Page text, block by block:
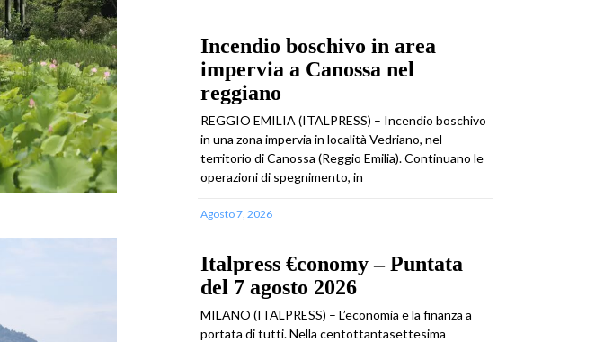
Incendio boschivo in area
impervia a Canossa nel
reggiano
REGGIO EMILIA (ITALPRESS) – Incendio boschivo
in una zona impervia in località Vedriano, nel
territorio di Canossa (Reggio Emilia). Continuano le
operazioni di spegnimento, in
Agosto 7, 2026
Italpress €conomy – Puntata
del 7 agosto 2026
MILANO (ITALPRESS) – L’economia e la finanza a
portata di tutti. Nella centottantasettesima